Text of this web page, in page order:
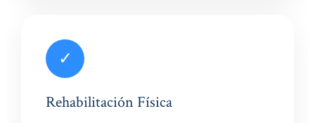
✓
Rehabilitación Física